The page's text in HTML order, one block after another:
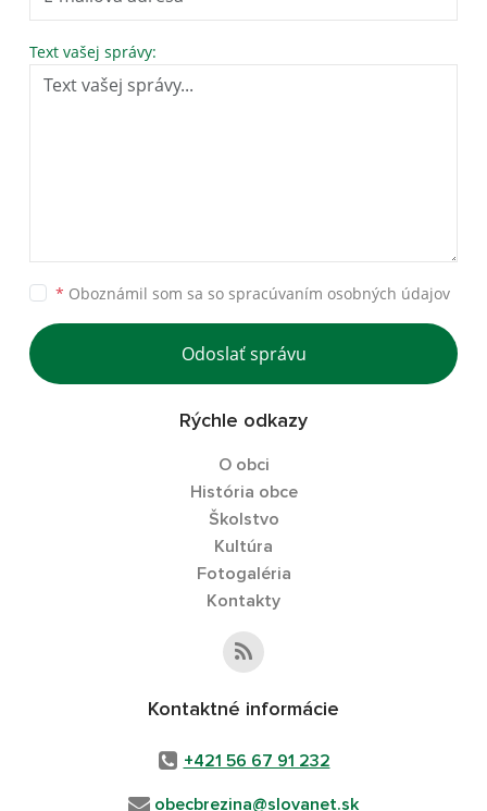
Text vašej správy:
* Oboznámil som sa so spracúvaním osobných údajov
Odoslať správu
Rýchle odkazy
O obci
História obce
Školstvo
Kultúra
Fotogaléria
Kontakty
Kontaktné informácie
+421 56 67 91 232
obecbrezina@slovanet.sk